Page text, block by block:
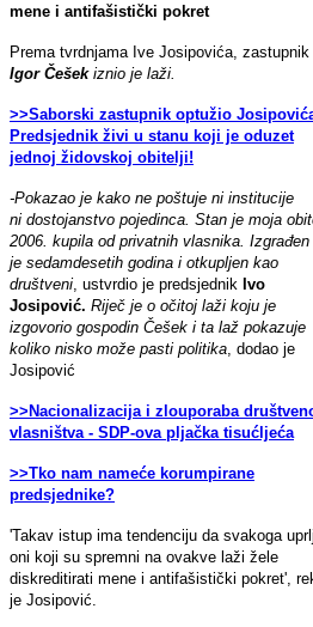
mene i antifašistički pokret
Prema tvrdnjama Ive Josipovića, zastupnik
Igor Češekiznio je laži.
>>Saborski zastupnik optužio
Predsjednik živi u stanu koji je oduzet
jednoj židovskoj obitelji!
-Pokazao je kako ne poštuje ni institucije
ni dostojanstvo pojedinca. Stan je moja
2006. kupila od privatnih vlasnika. Izgrađen
je sedamdesetih godina i otkupljen kao
društveni , ustvrdio je predsjednik Ivo
Josipović. Riječ je o očitoj laži koju je
izgovorio gospodin Češek i ta laž pokazuje
koliko nisko može pasti politika , dodao je
Josipović
>>Nacionalizacija i zlouporaba
vlasništva - SDP-ova pljačka tisućljeća
>>Tko nam nameće korumpirane
predsjednike?
'Takav istup ima tendenciju da svakoga
oni koji su spremni na ovakve laži žele
diskreditirati mene i antifašistički pokret',
je Josipović.